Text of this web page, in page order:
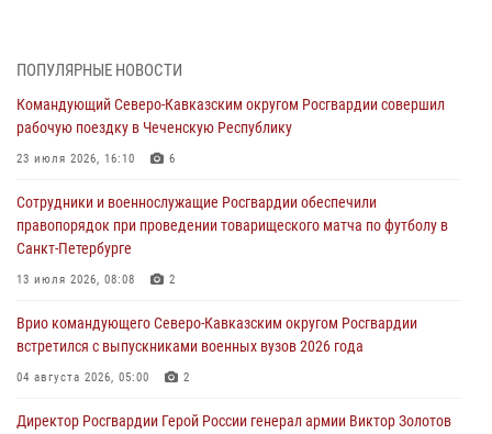
07 августа 2026, 02:53 3
Генерал-полковник Олег Плохой поздравил специалистов
организационно-штатных подразделений Росгвардии с
профессиональным праздником
В Нижнем Новгороде состоялось Всероссийское совещание-
семинар по вопросам развития вневедомственной охраны
Росгвардии (видео)
В Брянске сотрудники и военнослужащие Росгвардии почтили
память Героя России Олега Визнюка
ПОПУЛЯРНЫЕ НОВОСТИ
Командующий Северо-Кавказским округом Росгвардии совершил
рабочую поездку в Чеченскую Республику
23 июля 2026, 16:10 6
Сотрудники и военнослужащие Росгвардии обеспечили
правопорядок при проведении товарищеского матча по футболу в
Санкт-Петербурге
13 июля 2026, 08:08 2
Врио командующего Северо-Кавказским округом Росгвардии
встретился с выпускниками военных вузов 2026 года
04 августа 2026, 05:00 2
Директор Росгвардии Герой России генерал армии Виктор Золотов